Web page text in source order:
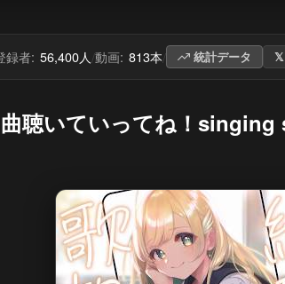
録者: 56,400人/動画: 813本/ 統計データ 𝕏
曲聴いていってね！